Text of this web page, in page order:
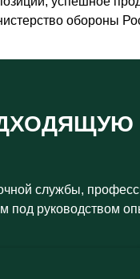
обороны
службы,
под руководством